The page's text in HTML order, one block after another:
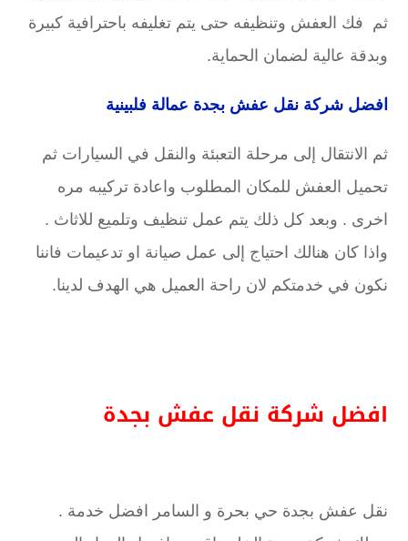
ثم فك العفش وتنظيفه حتى يتم تغليفه باحترافية كبيرة
وبدقة عالية لضمان الحماية.
افضل شركة نقل عفش بجدة عمالة فلبينية
ثم الانتقال إلى مرحلة التعبئة والنقل في السيارات ثم
تحميل العفش للمكان المطلوب واعادة تركيبه مره
اخرى . وبعد كل ذلك يتم عمل تنظيف وتلميع للاثاث .
واذا كان هنالك احتياج إلى عمل صيانة او تدعيمات فاننا
نكون في خدمتكم لان راحة العميل هي الهدف لدينا.
افضل شركة نقل عفش بجدة
نقل عفش بجدة حي بحرة و السامر افضل خدمة .